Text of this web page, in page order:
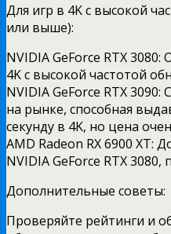
Для игр в 4K с высокой
или выше):
NVIDIA GeForce RTX
4K с высокой частотой
NVIDIA GeForce RTX
на рынке, способная
секунду в 4K, но цена
AMD Radeon RX 6900 XT:
NVIDIA GeForce RTX
Дополнительные советы:
Проверяйте рейтинги и